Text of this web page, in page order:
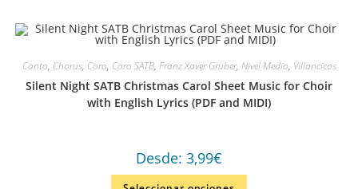
Canto, Chorus, Coro, Coro SATB, Franz Xaver Gruber, Nivel Medio, Villancicos
Silent Night SATB Christmas Carol Sheet Music for Choir
with English Lyrics (PDF and MIDI)
Desde: 3,99€